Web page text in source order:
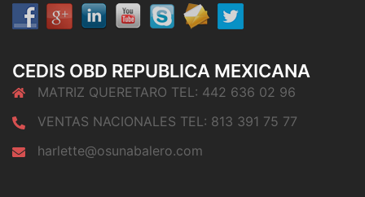
CEDIS OBD REPUBLICA MEXICANA
MATRIZ QUERETARO TEL: 442 636 02 96
VENTAS NACIONALES TEL: 813 391 75 77
harlette@osunabalero.com